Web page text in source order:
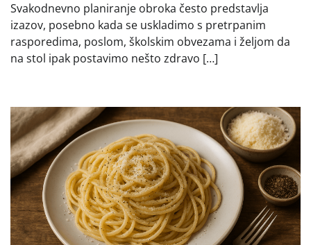
Svakodnevno planiranje obroka često predstavlja
izazov, posebno kada se uskladimo s pretrpanim
rasporedima, poslom, školskim obvezama i željom da
na stol ipak postavimo nešto zdravo […]